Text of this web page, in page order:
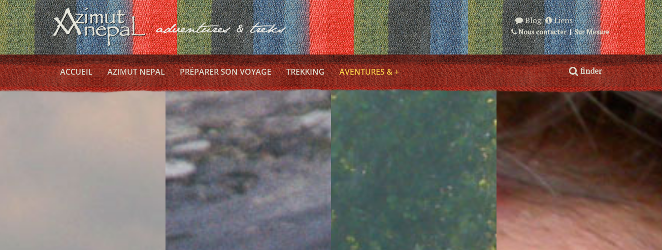
Blog Liens
Nous contacter|Sur Mesure
ACCUEIL AZIMUT NEPAL PRÉPARER SON VOYAGE TREKKING AVENTURES & + finder